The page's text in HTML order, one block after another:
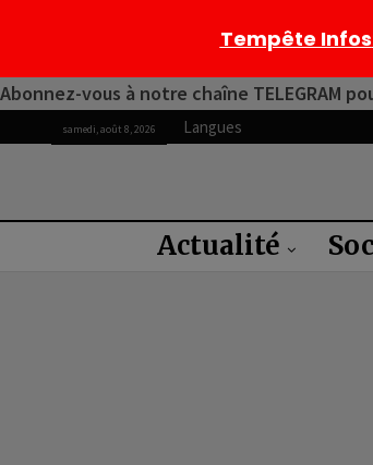
Abonnez-vous à notre chaîne TELEGRAM
samedi, août 8, 2026 Langues
Actualité
Tempête Infos